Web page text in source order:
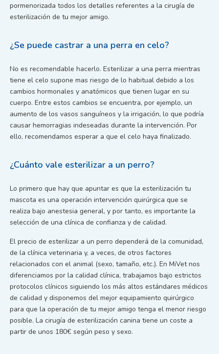
pormenorizada todos los detalles referentes a la cirugía de
esterilización de tu mejor amigo.
¿Se puede castrar a una perra en celo?
No es recomendable hacerlo. Esterilizar a una perra mientras
tiene el celo supone mas riesgo de lo habitual debido a los
cambios hormonales y anatómicos que tienen lugar en su
cuerpo. Entre estos cambios se encuentra, por ejemplo, un
aumento de los vasos sanguíneos y la irrigación, lo que podría
causar hemorragias indeseadas durante la intervención. Por
ello, recomendamos esperar a que el celo haya finalizado.
¿Cuánto vale esterilizar a un perro?
Lo primero que hay que apuntar es que la esterilización tu
mascota es una operación intervención quirúrgica que se
realiza bajo anestesia general, y por tanto, es importante la
selección de una clínica de confianza y de calidad.
El precio de esterilizar a un perro dependerá de la comunidad,
de la clínica veterinaria y, a veces, de otros factores
relacionados con el animal (sexo, tamaño, etc.). En MiVet nos
diferenciamos por la calidad clínica, trabajamos bajo estrictos
protocolos clínicos siguiendo los más altos estándares médicos
de calidad y disponemos del mejor equipamiento quirúrgico
para que la operación de tu mejor amigo tenga el menor riesgo
posible. La cirugía de esterilización canina tiene un coste a
partir de unos 180€ según peso y sexo.